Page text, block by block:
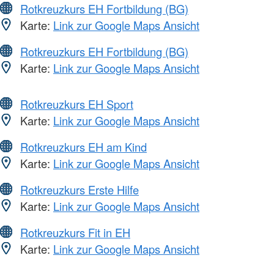
Rotkreuzkurs EH Fortbildung (BG)
Karte: Link zur Google Maps Ansicht
Rotkreuzkurs EH Fortbildung (BG)
Karte: Link zur Google Maps Ansicht
Rotkreuzkurs EH Sport
Karte: Link zur Google Maps Ansicht
Rotkreuzkurs EH am Kind
Karte: Link zur Google Maps Ansicht
Rotkreuzkurs Erste Hilfe
Karte: Link zur Google Maps Ansicht
Rotkreuzkurs Fit in EH
Karte: Link zur Google Maps Ansicht